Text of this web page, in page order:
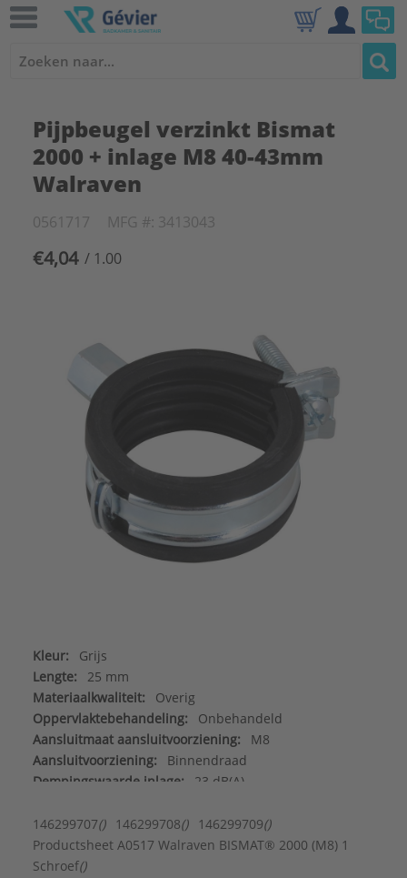
Pijpbeugel verzinkt Bismat
2000 + inlage M8 40-43mm
Walraven
0561717 MFG #: 3413043
€4,04 / 1.00
Kleur:
Grijs
Lengte:
25 mm
Materiaalkwaliteit:
Overig
Oppervlaktebehandeling:
Onbehandeld
Aansluitmaat aansluitvoorziening:
M8
Aansluitvoorziening:
Binnendraad
Dempingswaarde inlage:
23 dB(A)
FM keur: Nee
Geschikt voor aluminium buis:
Ja
Geschikt voor dunwandige buis:
146299707() 146299708() 146299709()
Productsheet A0517 Walraven BISMAT® 2000 (M8) 1
Schroef()